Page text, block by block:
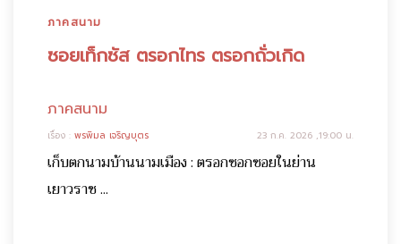
ภาคสนาม
ซอยเท็กซัส ตรอกไทร ตรอกถั่วเกิด
ภาคสนาม
เรื่อง : พรพิมล เจริญบุตร 23 ก.ค. 2026 ,19:00 น.
เก็บตกนามบ้านนามเมือง : ตรอกซอกซอยในย่าน
เยาวราช ...